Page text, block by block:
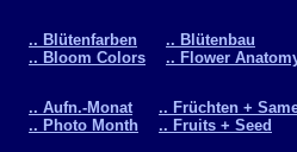
.. Blütenfarben
.. Bloom Colors
.. Blütenbau
.. Flower
.. Aufn.-Monat
.. Photo Month
.. Früchten +
.. Fruits + Seed